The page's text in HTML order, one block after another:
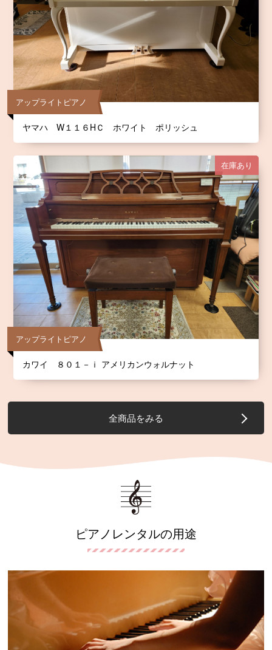
アップライトピアノ
ヤマハ W１１６HＣ ホワイト ポリッシュ
在庫あり
アップライトピアノ
カワイ ８０１－ｉ アメリカンウォルナット
全商品をみる
ピアノレンタルの用途